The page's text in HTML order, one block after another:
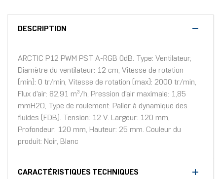
DESCRIPTION
ARCTIC P12 PWM PST A-RGB 0dB. Type: Ventilateur,
Diamètre du ventilateur: 12 cm, Vitesse de rotation
(min): 0 tr/min, Vitesse de rotation (max): 2000 tr/min,
Flux d'air: 82,91 m³/h, Pression d'air maximale: 1,85
mmH2O, Type de roulement: Palier à dynamique des
fluides (FDB). Tension: 12 V. Largeur: 120 mm,
Profondeur: 120 mm, Hauteur: 25 mm. Couleur du
produit: Noir, Blanc
CARACTÉRISTIQUES TECHNIQUES